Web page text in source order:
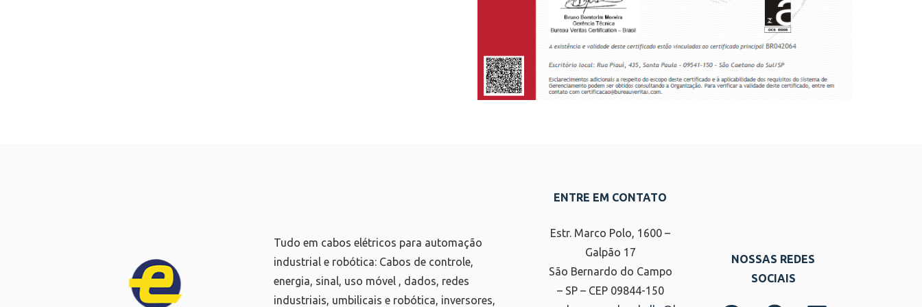
Tudo em cabos elétricos para automação
industrial e robótica: Cabos de controle,
energia, sinal, uso móvel , dados, redes
industriais, umbilicais e robótica, inversores,
ENTRE EM CONTATO
Estr. Marco Polo, 1600 –
Galpão 17
São Bernardo do Campo
– SP – CEP 09844-150
NOSSAS REDES
SOCIAIS